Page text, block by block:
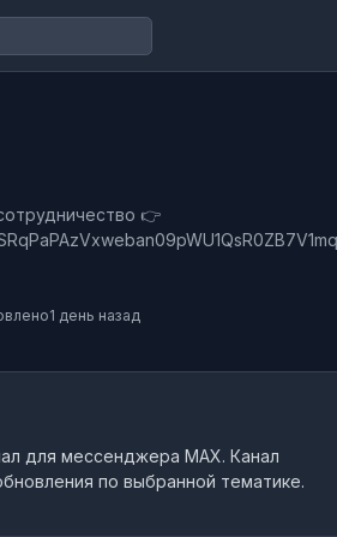
👉
1 день назад
для мессенджера MAX. Канал
по выбранной тематике.